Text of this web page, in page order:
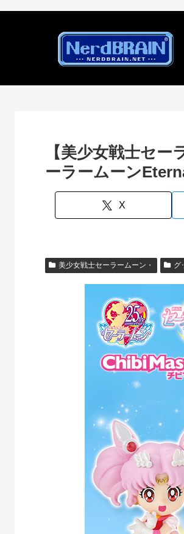
【美少女戦士セ
ーラームーン
X
美少女戦士セーラームーン・ グ